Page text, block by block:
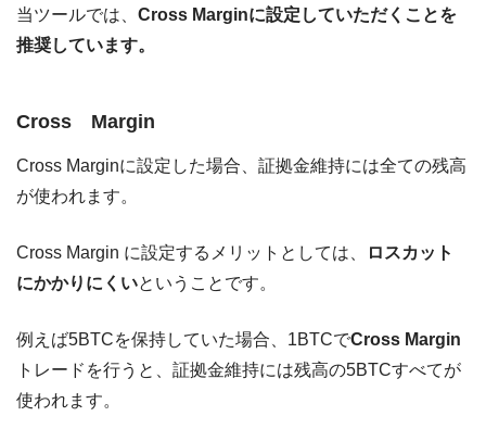
当ツールでは、 Cross Marginに設定していただくことを
推奨しています。
Cross Margin
Cross Marginに設定した場合、証拠金維持には全ての残高
が使われます。
Cross Margin に設定するメリットとしては、
ロスカット
にかかりにくいということです。
例えば5BTCを保持していた場合、1BTCでCross Margin
トレードを行うと、証拠金維持には残高の5BTCすべてが
使われます。